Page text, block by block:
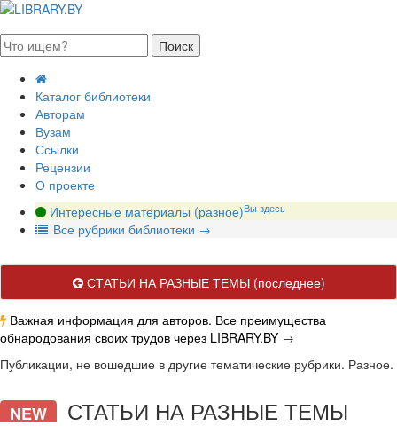
Каталог библиотеки
Авторам
Вузам
Ссылки
Рецензии
О проекте
Интересные материалы (разное)Вы здесь
Все рубрики библиотеки →
СТАТЬИ НА РАЗНЫЕ ТЕМЫ(последнее)
Важная информация для авторов. Все преимущества
обнародования своих трудов через LIBRARY.BY →
Публикации, не вошедшие в другие тематические рубрики. Разное.
NEW СТАТЬИ НА РАЗНЫЕ ТЕМЫ